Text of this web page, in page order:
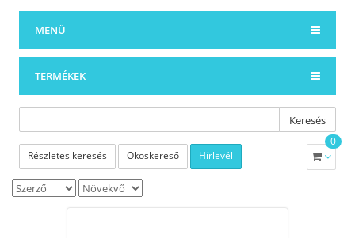
MENÜ
TERMÉKEK
Keresés
Részletes keresés Okoskereső Hírlevél
0